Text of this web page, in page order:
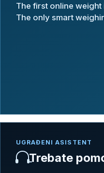
The first online weight
The only smart
UGRAĐENI ASISTENT
Trebate